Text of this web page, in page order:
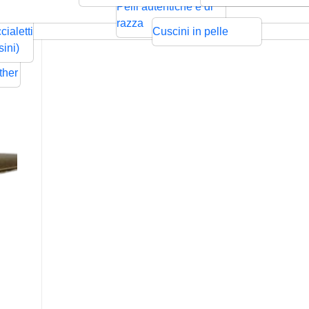
Rilievo
Pelli autentiche e di
razza
Pressione
Cuscini in pelle